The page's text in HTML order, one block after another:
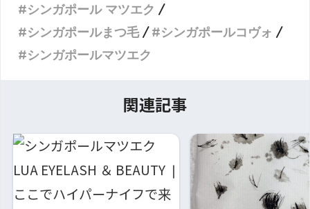
シンガポール マツエク
シンガポールまつ毛
シンガポールコヴォ
シンガポールマツエク
関連記事